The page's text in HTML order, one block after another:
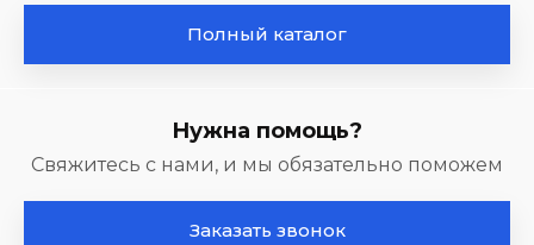
Полный каталог
Нужна помощь?
Свяжитесь с нами, и мы обязательно поможем
Заказать звонок